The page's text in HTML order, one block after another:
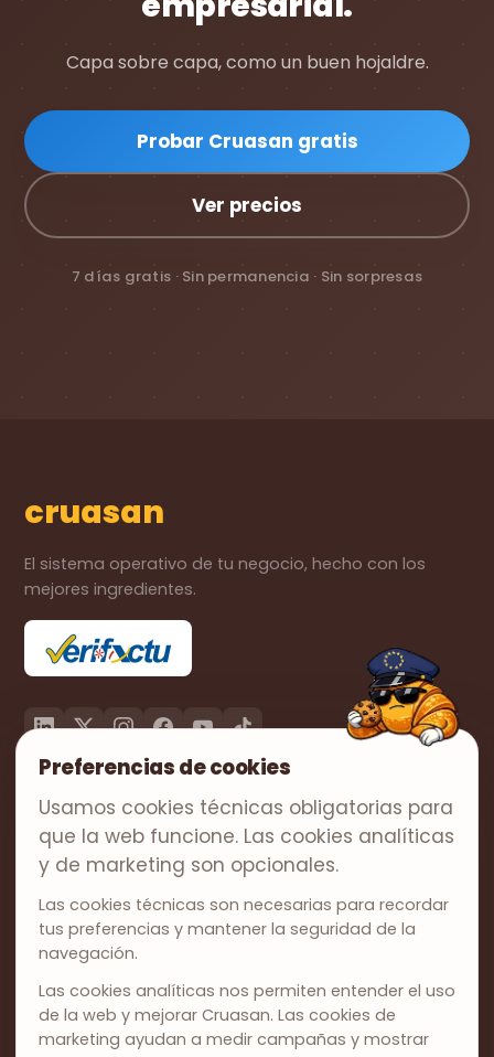
Capa sobre capa, como un buen hojaldre.
Probar Cruasan gratis
Ver precios
7 días gratis · Sin permanencia · Sin sorpresas
cruasan
El sistema operativo de tu negocio, hecho con los
mejores ingredientes.
Facturación
Precios
SOLUCIONES
Autónomos
Asesorías
EMPRESA
Preferencias de cookies
Usamos cookies técnicas obligatorias para
que la web funcione. Las cookies analíticas
y de marketing son opcionales.
Las cookies técnicas son necesarias para recordar
tus preferencias y mantener la seguridad de la
navegación.
Las cookies analíticas nos permiten entender el uso
de la web y mejorar Cruasan. Las cookies de
marketing ayudan a medir campañas y mostrar